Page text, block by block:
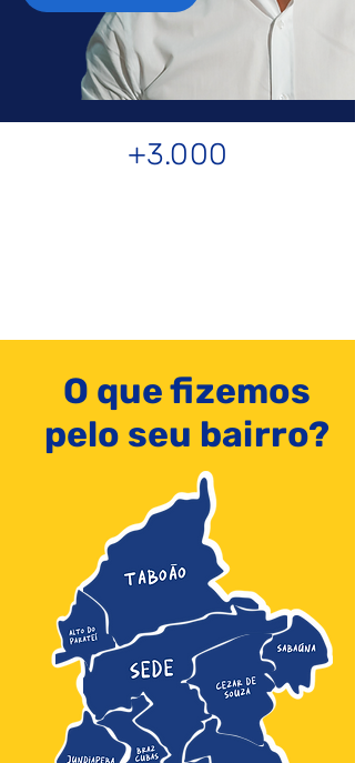
+3.000
O que fizemos
pelo seu bairro?